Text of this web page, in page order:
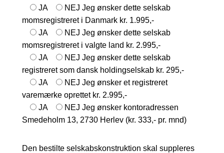
JA
NEJ Jeg ønsker dette selskab
momsregistreret i Danmark kr. 1.995,-
JA
NEJ Jeg ønsker dette selskab
momsregistreret i valgte land kr. 2.995,-
JA
NEJ Jeg ønsker dette selskab
registreret som dansk holdingselskab kr. 295,-
JA
NEJ Jeg ønsker et registreret
varemærke oprettet kr. 2.995,-
JA
NEJ Jeg ønsker kontoradressen
Smedeholm 13, 2730 Herlev (kr. 333,- pr. mnd)
Den bestilte selskabskonstruktion skal suppleres